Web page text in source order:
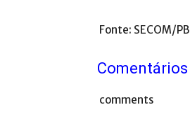
Fonte: SECOM/PB
Comentários
comments